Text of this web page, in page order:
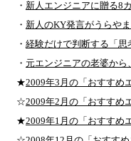
・ 新人エンジニアに贈る8
・ 新人のKY発言がうらや
・ 経験だけで判断する「思
・ 元エンジニアの老婆か
★2009年3月の「おすすめ
☆2009年2月の「おすすめ
★2009年1月の「おすすめ